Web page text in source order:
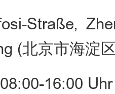
Straße,
(北京市海淀
16:00 Uhr